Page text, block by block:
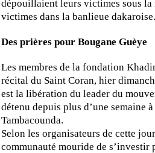
dépouillaient leurs victimes sous la
victimes dans la banlieue dakaroise.
Des prières pour Bougane Guèye
Les membres de la fondation
récital du Saint Coran, hier
est la libération du leader du
détenu depuis plus d’une semaine
Tambacounda.
Selon les organisateurs de cette
communauté mouride de